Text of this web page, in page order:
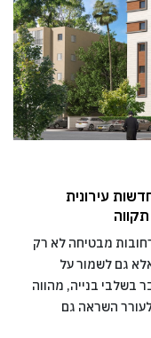
עירונית
מבטיחה לא רק
גם לשמור על
בשלבי בנייה, מהווה
השראה גם